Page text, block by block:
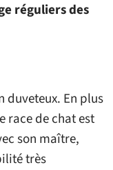
réguliers des
duveteux. En plus
race de chat est
son maître,
très